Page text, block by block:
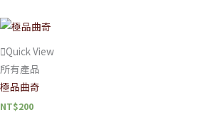
Quick View
所有產品
極品曲奇
NT$200